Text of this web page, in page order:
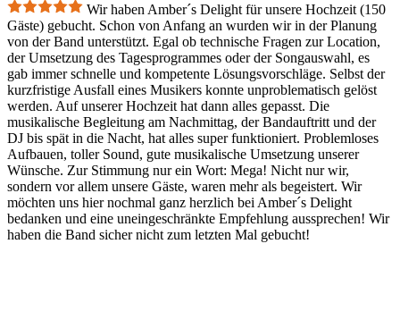
Wir haben Amber´s Delight für unsere Hochzeit (150
Gäste) gebucht. Schon von Anfang an wurden wir in der Planung
von der Band unterstützt. Egal ob technische Fragen zur Location,
der Umsetzung des Tagesprogrammes oder der Songauswahl, es
gab immer schnelle und kompetente Lösungsvorschläge. Selbst der
kurzfristige Ausfall eines Musikers konnte unproblematisch gelöst
werden. Auf unserer Hochzeit hat dann alles gepasst. Die
musikalische Begleitung am Nachmittag, der Bandauftritt und der
DJ bis spät in die Nacht, hat alles super funktioniert. Problemloses
Aufbauen, toller Sound, gute musikalische Umsetzung unserer
Wünsche. Zur Stimmung nur ein Wort: Mega! Nicht nur wir,
sondern vor allem unsere Gäste, waren mehr als begeistert. Wir
möchten uns hier nochmal ganz herzlich bei Amber´s Delight
bedanken und eine uneingeschränkte Empfehlung aussprechen! Wir
haben die Band sicher nicht zum letzten Mal gebucht!